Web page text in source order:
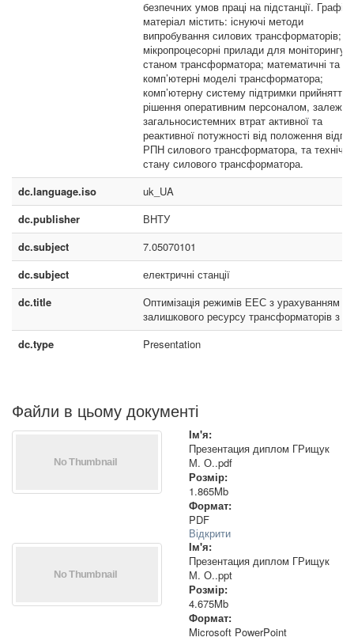
безпечних умов праці на підстанції.
матеріал містить: існуючі методи
випробування силових трансформаторів;
мікропроцесорні прилади для моніторингу
станом трансформатора; математичні та
комп’ютерні моделі трансформатора;
комп’ютерну систему підтримки прийняття
рішення оперативним персоналом,
загальносистемних втрат активної та
реактивної потужності від положення
РПН силового трансформатора, та
стану силового трансформатора.
dc.language.iso
uk_UA
dc.publisher
ВНТУ
dc.subject
7.05070101
dc.subject
електричні станції
dc.title
Оптимізація режимів ЕЕС з урахуванням
залишкового ресурсу трансформаторів з
dc.type
Presentation
Файли в цьому документі
Ім'я:
Презентация диплом ГРищук
М. О..pdf
Розмір:
1.865Mb
Формат:
PDF
Відкрити
Ім'я:
Презентация диплом ГРищук
М. О..ppt
Розмір:
4.675Mb
Формат:
Microsoft PowerPoint